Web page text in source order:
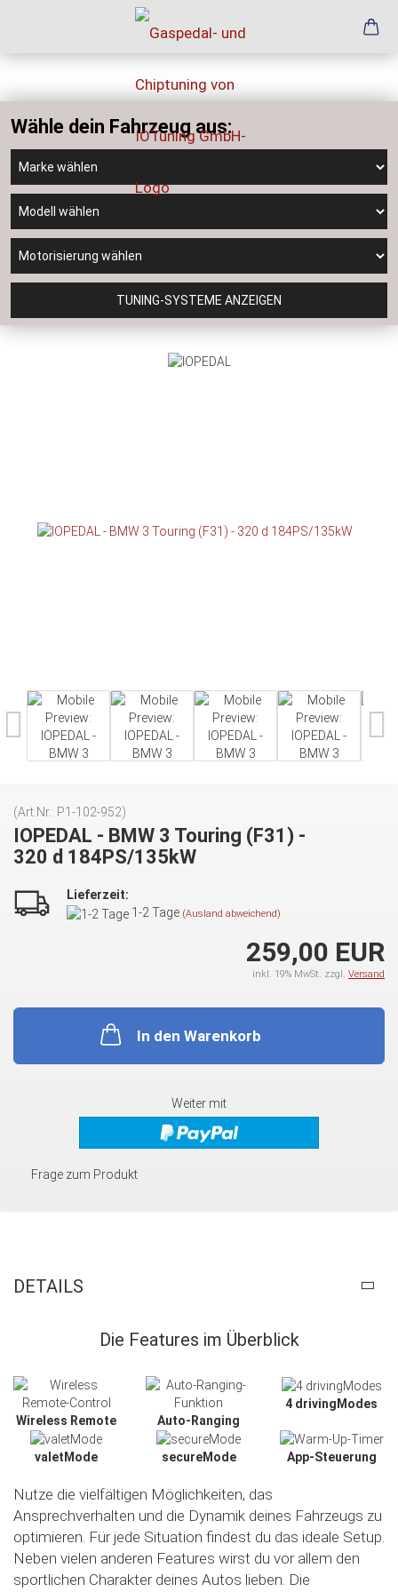
Wähle dein Fahrzeug aus:
TUNING-SYSTEME ANZEIGEN
(Art.Nr.: P1-102-952)
IOPEDAL - BMW 3 Touring (F31) -
320 d 184PS/135kW
Lieferzeit:
1-2 Tage (Ausland abweichend)
259,00 EUR
inkl. 19% MwSt. zzgl. Versand
In den Warenkorb
Weiter mit
Frage zum Produkt
DETAILS
Die Features im Überblick
Wireless Remote Auto-Ranging
4 drivingModes
valetMode secureMode App-Steuerung
Nutze die vielfältigen Möglichkeiten, das
Ansprechverhalten und die Dynamik deines Fahrzeugs zu
optimieren. Für jede Situation findest du das ideale Setup.
Neben vielen anderen Features wirst du vor allem den
sportlichen Charakter deines Autos lieben. Die